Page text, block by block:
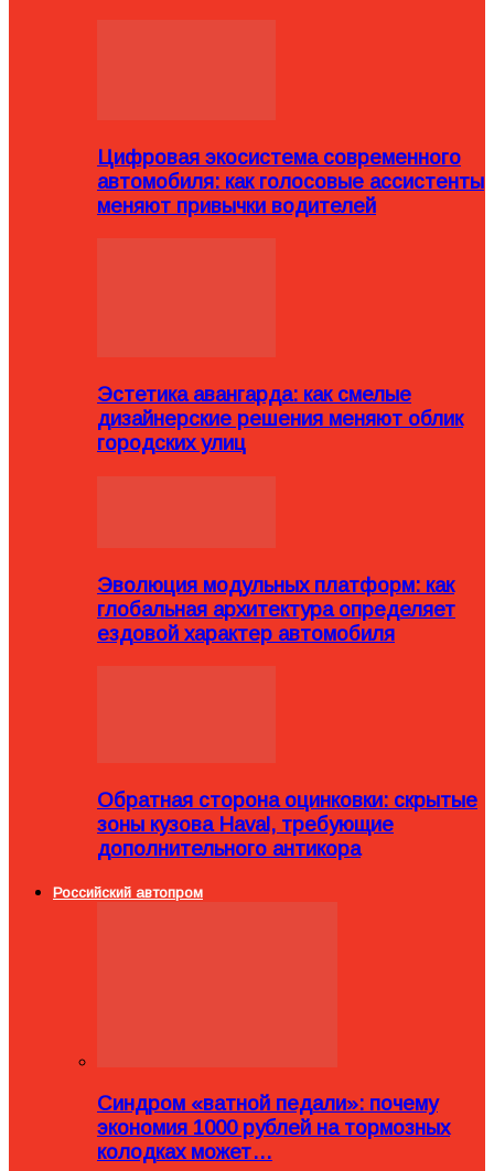
Цифровая экосистема современного
автомобиля: как голосовые ассистенты
меняют привычки водителей
Эстетика авангарда: как смелые
дизайнерские решения меняют облик
городских улиц
Эволюция модульных платформ: как
глобальная архитектура определяет
ездовой характер автомобиля
Обратная сторона оцинковки: скрытые
зоны кузова Haval, требующие
дополнительного антикора
Российский автопром
Синдром «ватной педали»: почему
экономия 1000 рублей на тормозных
колодках может…